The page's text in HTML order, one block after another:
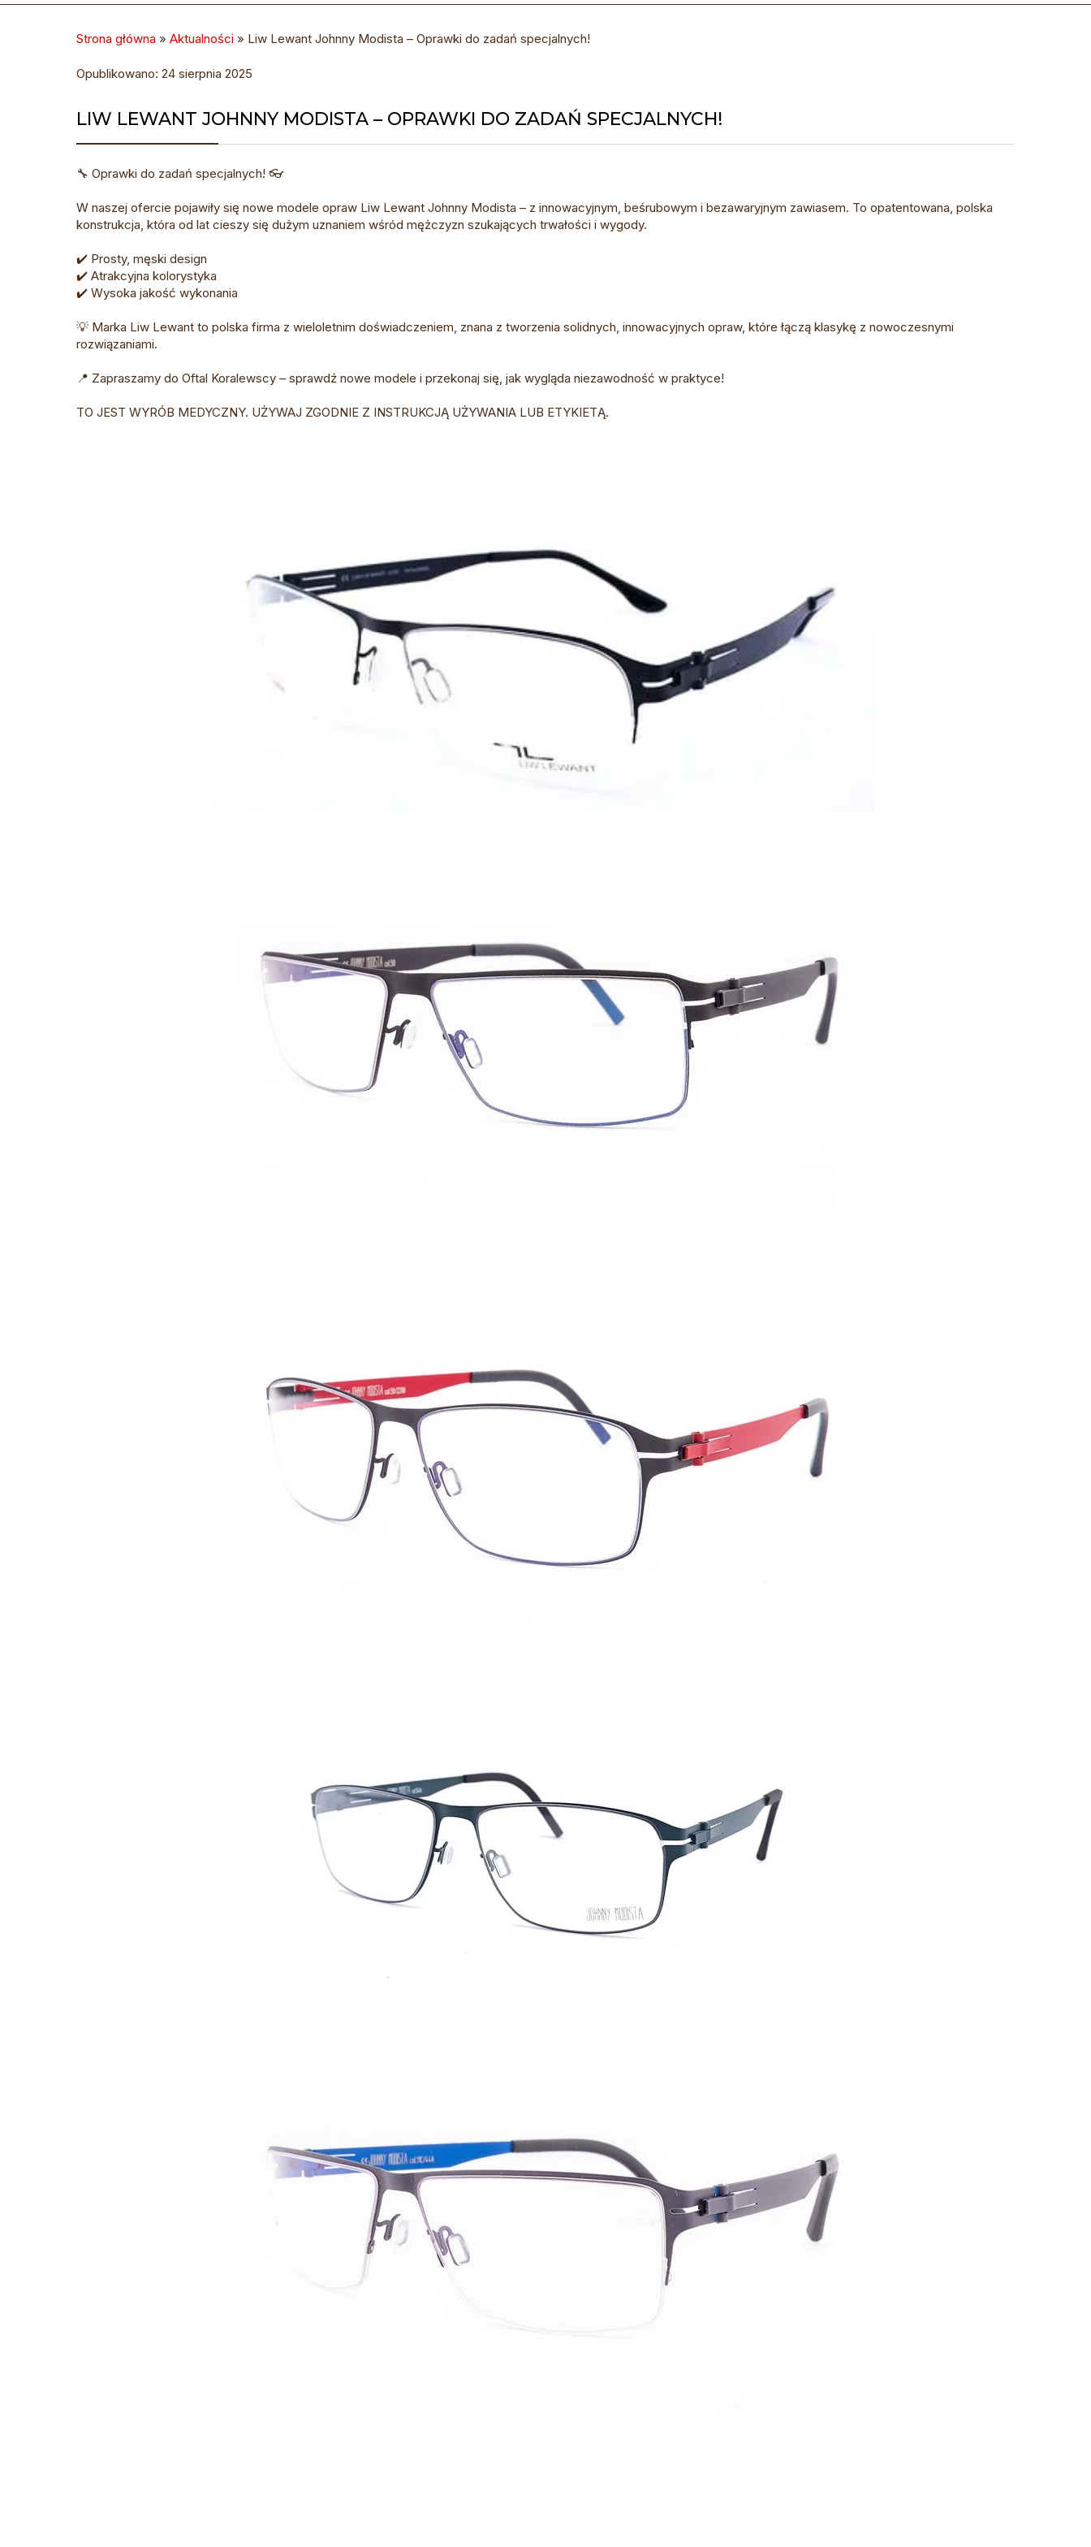
Strona główna » Aktualności » Liw Lewant Johnny Modista – Oprawki do zadań specjalnych!
Opublikowano: 24 sierpnia 2025
LIW LEWANT JOHNNY MODISTA – OPRAWKI DO ZADAŃ SPECJALNYCH!
🔧 Oprawki do zadań specjalnych! 👓
W naszej ofercie pojawiły się nowe modele opraw Liw Lewant Johnny Modista – z innowacyjnym, beśrubowym i bezawaryjnym zawiasem. To opatentowana, polska
konstrukcja, która od lat cieszy się dużym uznaniem wśród mężczyzn szukających trwałości i wygody.
✔️ Prosty, męski design
✔️ Atrakcyjna kolorystyka
✔️ Wysoka jakość wykonania
💡 Marka Liw Lewant to polska firma z wieloletnim doświadczeniem, znana z tworzenia solidnych, innowacyjnych opraw, które łączą klasykę z nowoczesnymi
rozwiązaniami.
📍 Zapraszamy do Oftal Koralewscy – sprawdź nowe modele i przekonaj się, jak wygląda niezawodność w praktyce!
TO JEST WYRÓB MEDYCZNY. UŻYWAJ ZGODNIE Z INSTRUKCJĄ UŻYWANIA LUB ETYKIETĄ.